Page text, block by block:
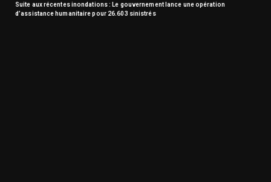
Suite aux récentes inondations : Le gouvernement lance une opération
d’assistance humanitaire pour 26.603 sinistrés